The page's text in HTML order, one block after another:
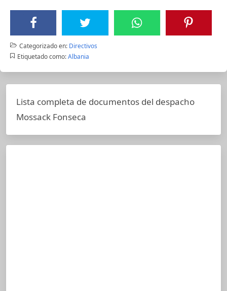
Categorizado en: Directivos
Etiquetado como: Albania
Lista completa de documentos del despacho
Mossack Fonseca